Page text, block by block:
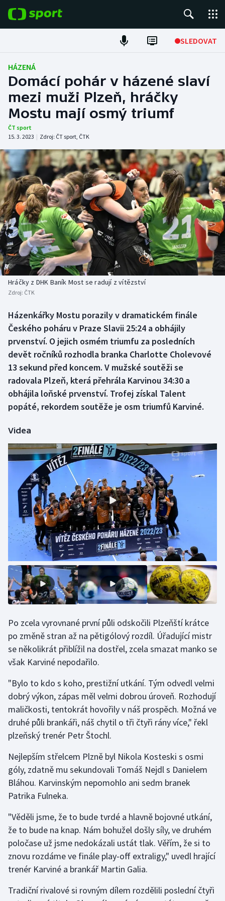
SLEDOVAT
Fotbal
Hokej
Tenis
Atletika
Cyklistika
DALŠÍ SPORTY
Americký fotbal
Baseball a softbal
Basketbal
Biatlon
Box
Curling
Dostihy
Florbal
Futsal
Golf
Gymnastika
Házená
Jezdectví
Judo
Krasobruslení
Lezení
Lyže a snowboard
Moderní pětiboj
Motorsport
Olympijské hry
Parasport
Plavání
Plážový volejbal
Ragby
Rychlobruslení
Rychlostní kanoistika
Short track
Sportovní střelba
NEPŘEHLÉDNĚTE
Soutěže
Historické návraty
Aplikace ČT sport
HÁZENÁ
Domácí pohár v házené slaví
mezi muži Plzeň, hráčky
Mostu mají osmý triumf
ČT sport
15. 3. 2023 | Zdroj: ČT sport, ČTK
Hráčky z DHK Baník Most se radují z vítězství
Zdroj: ČTK
Házenkářky Mostu porazily v dramatickém finále
Českého poháru v Praze Slavii 25:24 a obhájily
prvenství. O jejich osmém triumfu za posledních
devět ročníků rozhodla branka Charlotte Cholevové
13 sekund před koncem. V mužské soutěži se
radovala Plzeň, která přehrála Karvinou 34:30 a
obhájila loňské prvenství. Trofej získal Talent
popáté, rekordem soutěže je osm triumfů Karviné.
Videa
Po zcela vyrovnané první půli odskočili Plzeňští krátce
po změně stran až na pětigólový rozdíl. Úřadující mistr
se několikrát přiblížil na dostřel, zcela smazat manko se
však Karviné nepodařilo.
"Bylo to kdo s koho, prestižní utkání. Tým odvedl velmi
dobrý výkon, zápas měl velmi dobrou úroveň. Rozhodují
maličkosti, tentokrát hovořily v náš prospěch. Možná ve
druhé půli brankáři, náš chytil o tři čtyři rány více," řekl
plzeňský trenér Petr Štochl.
Nejlepším střelcem Plzně byl Nikola Kosteski s osmi
góly, zdatně mu sekundovali Tomáš Nejdl s Danielem
Bláhou. Karvinským nepomohlo ani sedm branek
Patrika Fulneka.
"Věděli jsme, že to bude tvrdé a hlavně bojovné utkání,
že to bude na knap. Nám bohužel došly síly, ve druhém
poločase už jsme nedokázali ustát tlak. Věřím, že si to
znovu rozdáme ve finále play-off extraligy," uvedl hrající
trenér Karviné a brankář Martin Galia.
Tradiční rivalové si rovným dílem rozdělili poslední čtyři